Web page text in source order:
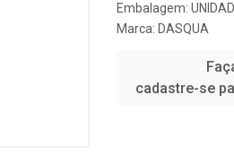
Embalagem:
Marca: DASQUA
cadastre-se